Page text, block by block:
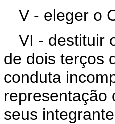
V - eleger o
VI - destituir
de dois terços
conduta
representação
seus